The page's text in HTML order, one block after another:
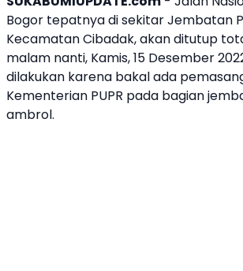
Bogor tepatnya di sekitarJembatan
KecamatanCibadak, akan ditutup
malam nanti, Kamis, 15 Desember
dilakukan karena bakal ada
Kementerian PUPR pada bagian
ambrol.